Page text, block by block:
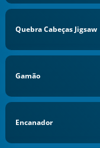
Quebra Cabeças Jigsaw
Gamão
Encanador